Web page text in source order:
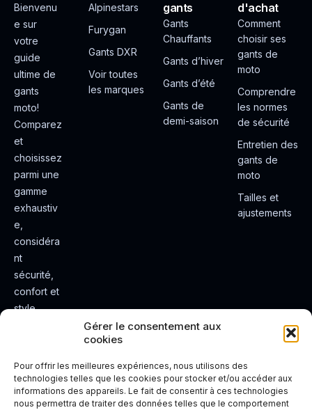
Gérer le consentement aux
cookies
Pour offrir les meilleures expériences, nous utilisons des
technologies telles que les cookies pour stocker et/ou accéder aux
informations des appareils. Le fait de consentir à ces technologies
nous permettra de traiter des données telles que le comportement
Bienvenu
e sur
votre
guide
ultime de
gants
moto!
Comparez
et
choisissez
parmi une
gamme
exhaustiv
e,
considéra
nt
sécurité,
confort et
style.
e de
conduite
Alpinestars
Furygan
Gants DXR
Voir toutes
les marques
gants
Gants
Chauffants
Gants d’hiver
Gants d’été
Gants de
demi-saison
d'achat
Comment
choisir ses
gants de
moto
Comprendre
les normes
de sécurité
Entretien des
gants de
moto
Tailles et
ajustements